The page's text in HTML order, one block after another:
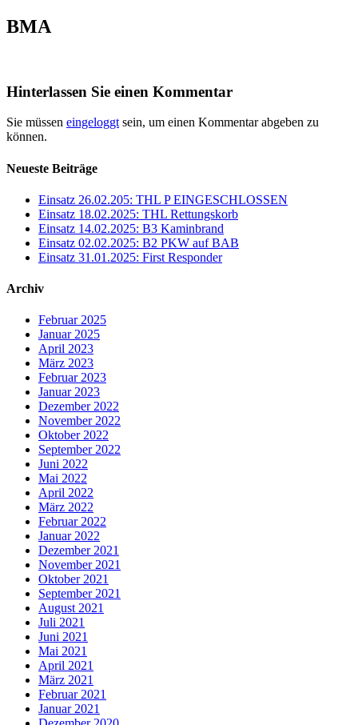
BMA
Hinterlassen Sie einen Kommentar
Sie müssen eingeloggt sein, um einen Kommentar abgeben zu
können.
Neueste Beiträge
Einsatz 26.02.205: THL P EINGESCHLOSSEN
Einsatz 18.02.2025: THL Rettungskorb
Einsatz 14.02.2025: B3 Kaminbrand
Einsatz 02.02.2025: B2 PKW auf BAB
Einsatz 31.01.2025: First Responder
Archiv
Februar 2025
Januar 2025
April 2023
März 2023
Februar 2023
Januar 2023
Dezember 2022
November 2022
Oktober 2022
September 2022
Juni 2022
Mai 2022
April 2022
März 2022
Februar 2022
Januar 2022
Dezember 2021
November 2021
Oktober 2021
September 2021
August 2021
Juli 2021
Juni 2021
Mai 2021
April 2021
März 2021
Februar 2021
Januar 2021